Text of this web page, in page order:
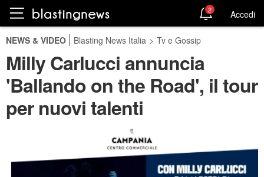
2 Accedi
NEWS & VIDEO Blasting News Italia > Tv e Gossip
Milly Carlucci annuncia
'Ballando on the Road', il tour
per nuovi talenti